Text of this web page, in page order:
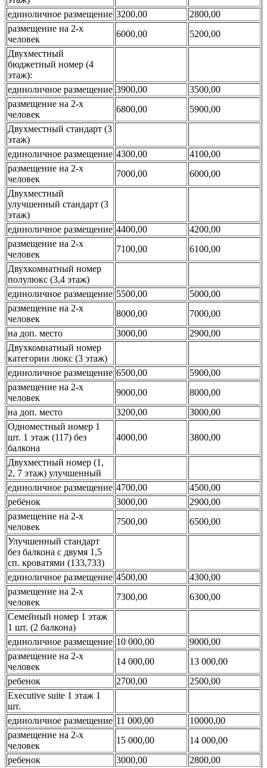
единоличное размещение 3200,00
2800,00
размещение на 2-х
человек
6000,00
5200,00
Двухместный
бюджетный номер (4
этаж):
единоличное размещение 3900,00
3500,00
размещение на 2-х
человек
6800,00
5900,00
Двухместный стандарт (3
этаж)
единоличное размещение 4300,00
4100,00
размещение на 2-х
человек
7000,00
6000,00
Двухместный
улучшенный стандарт (3
этаж)
единоличное размещение 4400,00
4200,00
размещение на 2-х
человек
7100,00
6100,00
Двухкомнатный номер
полулюкс (3,4 этаж)
единоличное размещение 5500,00
5000,00
размещение на 2-х
человек
8000,00
7000,00
на доп. место
3000,00
2900,00
Двухкомнатный номер
категории люкс (3 этаж)
единоличное размещение 6500,00
5900,00
размещение на 2-х
человек
9000,00
8000,00
на доп. место
3200,00
3000,00
Одноместный номер 1
шт. 1 этаж (117) без
балкона
4000,00 3800,00
Двухместный номер (1,
2, 7 этаж) улучшенный
единоличное размещение 4700,00
4500,00
ребёнок
3000,00
2900,00
размещение на 2-х
человек
7500,00
6500,00
Улучшенный стандарт
без балкона с двумя 1,5
сп. кроватями (133,733)
единоличное размещение 4500,00
4300,00
размещение на 2-х
человек
7300,00
6300,00
Семейный номер 1 этаж
1 шт. (2 балкона)
единоличное размещение 10 000,00
9000,00
размещение на 2-х
человек
14 000,00
13 000,00
ребенок
2700,00
2500,00
Executive suite 1 этаж 1
шт.
единоличное размещение 11 000,00
10000,00
размещение на 2-х
человек
15 000,00
14 000,00
ребенок
3000,00
2800,00